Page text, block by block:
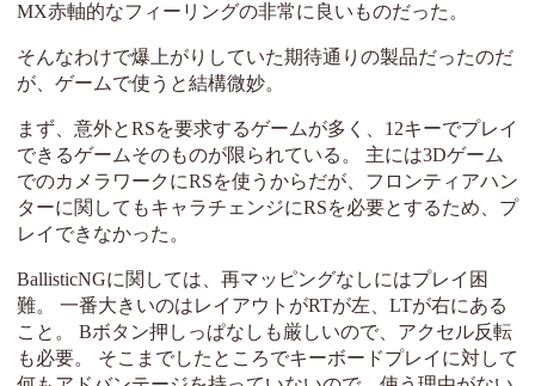
MX赤軸的なフィーリングの非常に良いものだった。
そんなわけで爆上がりしていた期待通りの製品だったのだ
が、ゲームで使うと結構微妙。
まず、意外とRSを要求するゲームが多く、12キーでプレイ
できるゲームそのものが限られている。 主には3Dゲーム
でのカメラワークにRSを使うからだが、フロンティアハン
ターに関してもキャラチェンジにRSを必要とするため、プ
レイできなかった。
BallisticNGに関しては、再マッピングなしにはプレイ困
難。 一番大きいのはレイアウトがRTが左、LTが右にある
こと。 Bボタン押しっぱなしも厳しいので、アクセル反転
も必要。 そこまでしたところでキーボードプレイに対して